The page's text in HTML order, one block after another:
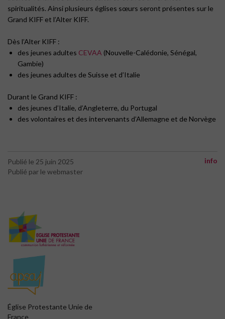
spiritualités. Ainsi plusieurs églises sœurs seront présentes sur le
Grand KIFF et l’Alter KIFF.
Dès l’Alter KIFF :
des jeunes adultes CEVAA (Nouvelle-Calédonie, Sénégal,
Gambie)
des jeunes adultes de Suisse et d’Italie
Durant le Grand KIFF :
des jeunes d’Italie, d’Angleterre, du Portugal
des volontaires et des intervenants d’Allemagne et de Norvège
Publié le 25 juin 2025
Publié par le webmaster
info
Église Protestante Unie de
France